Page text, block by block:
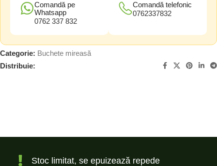
Comandă pe
Whatsapp
0762 337 832
Comandă telefonic
0762337832
Categorie: Buchete mireasă
Distribuie:
Stoc limitat, se epuizează repede